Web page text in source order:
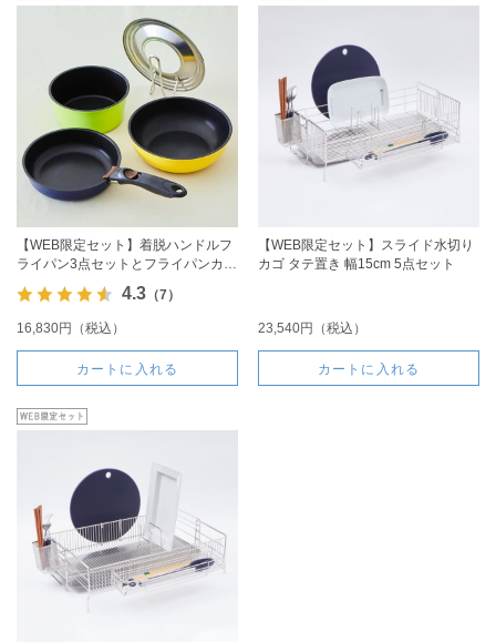
【WEB限定セット】着脱ハンドルフ
ライパン3点セットとフライパンカバ
ーのセット
4.3（7）
16,830円（税込）
カートに入れる
【WEB限定セット】スライド水切り
カゴ タテ置き 幅15cm 5点セット
23,540円（税込）
カートに入れる